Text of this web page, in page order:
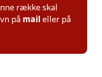
række skal
på mail eller på